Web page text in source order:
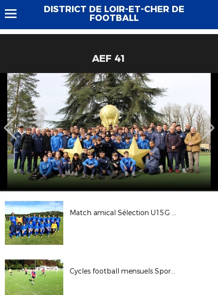
DISTRICT DE LOIR-ET-CHER DE
FOOTBALL
AEF 41
Match amical Sélection U15G - S.O. Romorantin U16 (R1) - 4 octobre 2017
Cycles football mensuels Sport Adapté - 3 octobre 2017